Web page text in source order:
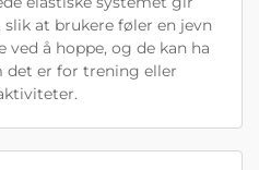
at brukere føler en jevn
ved å hoppe, og de kan ha
det er for trening eller